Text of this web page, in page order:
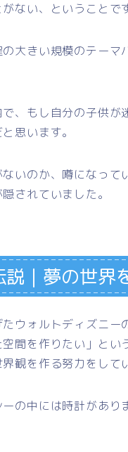
ない、ということで
大きい規模のテー
、もし自分の子供が
思います。
いのか、噂になっ
されていました。
｜夢の世界
ウォルトディズニ
間を作りたい」と
観を作る努力をして
の中には時計があ